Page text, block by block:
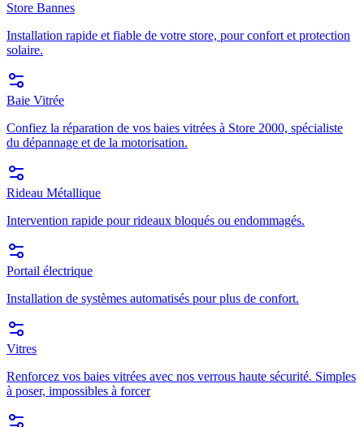
Store Bannes
Installation rapide et fiable de votre store, pour confort et protection
solaire.
Baie Vitrée
Confiez la réparation de vos baies vitrées à Store 2000, spécialiste
du dépannage et de la motorisation.
Rideau Métallique
Intervention rapide pour rideaux bloqués ou endommagés.
Portail électrique
Installation de systèmes automatisés pour plus de confort.
Vitres
Renforcez vos baies vitrées avec nos verrous haute sécurité. Simples
à poser, impossibles à forcer